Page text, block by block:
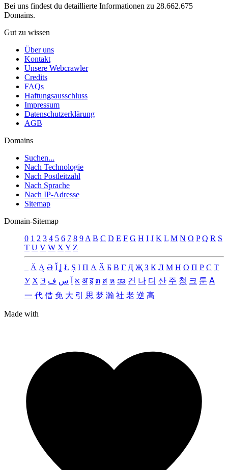
Bei uns findest du detaillierte Informationen zu 28.662.675
Domains.
Gut zu wissen
Über uns
Kontakt
Unsere Webcrawler
Credits
FAQs
Haftungsausschluss
Impressum
Datenschutzerklärung
AGB
Domains
Suchen...
Nach Technologie
Nach Postleitzahl
Nach Sprache
Nach IP-Adresse
Sitemap
Domain-Sitemap
0 1 2 3 4 5 6 7 8 9 A B C D E F G H I J K L M N O P Q R S
T U V W X Y Z
Ä Ą Ə Ǐ Ʝ Ł Ș Ι Π А Ӑ Б В Г Д Җ З К Л М Н О П Р С Т
У Х Э א س ف अ इ ต ส ห အ 건 나 디 산 주 청 크 툰 ꓮ
一 代 借 免 大 引 思 梦 瀚 社 老 逆 高
Made with